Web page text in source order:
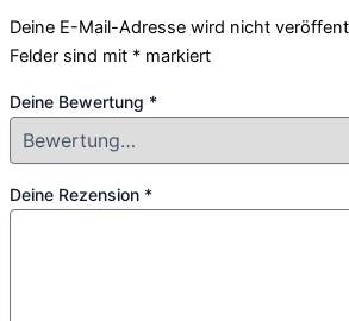
Deine E-Mail-Adresse wird nicht
Felder sind mit * markiert
Deine Bewertung *
Deine Rezension *